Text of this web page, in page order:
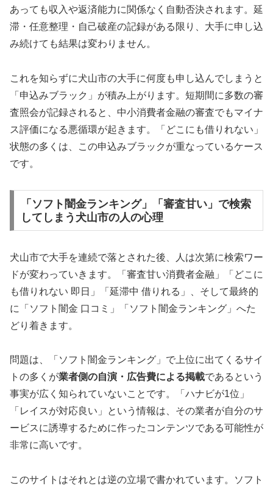
あっても収入や返済能力に関係なく自動否決されます。延
滞・任意整理・自己破産の記録がある限り、大手に申し込
み続けても結果は変わりません。
これを知らずに犬山市の大手に何度も申し込んでしまうと
「申込みブラック」が積み上がります。短期間に多数の審
査照会が記録されると、中小消費者金融の審査でもマイナ
ス評価になる悪循環が起きます。「どこにも借りれない」
状態の多くは、この申込みブラックが重なっているケース
です。
「ソフト闇金ランキング」「審査甘い」で検索
してしまう犬山市の人の心理
犬山市で大手を連続で落とされた後、人は次第に検索ワー
ドが変わっていきます。「審査甘い消費者金融」「どこに
も借りれない 即日」「延滞中 借りれる」、そして最終的
に「ソフト闇金 口コミ」「ソフト闇金ランキング」へた
どり着きます。
問題は、「ソフト闇金ランキング」で上位に出てくるサイ
トの多くが業者側の自演・広告費による掲載であるという
事実が広く知られていないことです。「ハナビが1位」
「レイスが対応良い」という情報は、その業者が自分のサ
ービスに誘導するために作ったコンテンツである可能性が
非常に高いです。
このサイトはそれとは逆の立場で書かれています。ソフト